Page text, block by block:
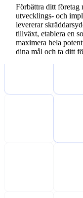
Förbättra ditt företag
utvecklings- och
levererar
tillväxt, etablera en
maximera hela
dina mål och ta ditt